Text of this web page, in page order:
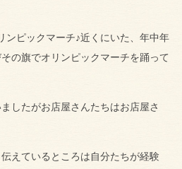
ンピックマーチ♪近くにいた、年中年
の旗でオリンピックマーチを踊って
したがお店屋さんたちはお店屋さ
えているところは自分たちが経験